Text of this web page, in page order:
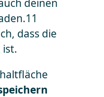
deinen
dass die